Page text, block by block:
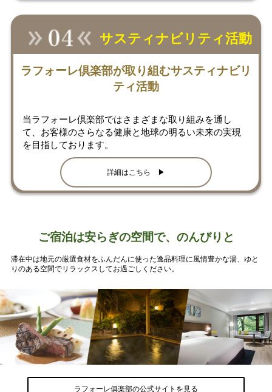
サスティナビリティ活動
ラフォーレ倶楽部が取り組むサスティナビリ
ティ活動
当ラフォーレ倶楽部ではさまざまな取り組みを通し
て、お客様のさらなる健康と地球の明るい未来の実現
を目指しております。
詳細はこちら ▶
ご宿泊は安らぎの空間で、のんびりと
滞在中は地元の厳選食材をふんだんに使った逸品料理に風情豊かな湯、ゆと
りのある空間でリラックスしてお過ごしください。
ラフォーレ俱楽部の公式サイトを見る